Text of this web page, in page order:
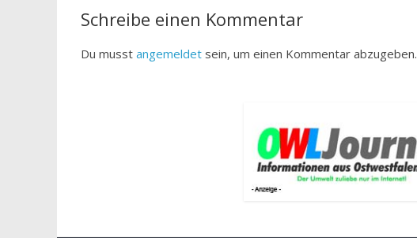
Schreibe einen Kommentar
Du musst angemeldet sein, um einen Kommentar abzugeben.